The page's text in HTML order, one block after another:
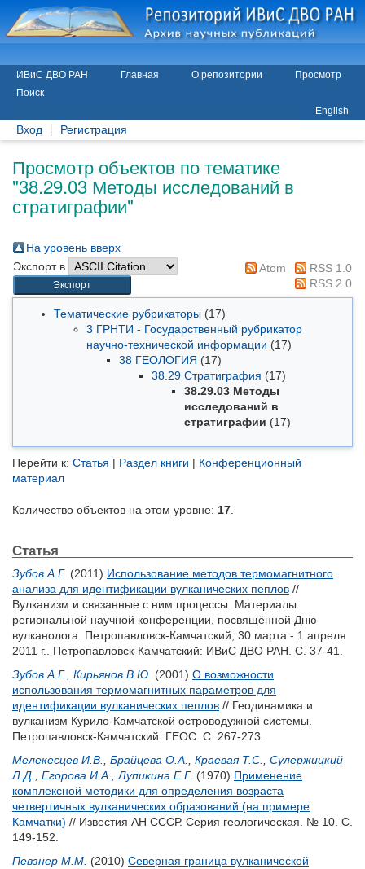
ИВиС ДВО РАН Главная О репозитории
Просмотр
Поиск
English
Вход Регистрация
Просмотр объектов по тематике
"38.29.03 Методы исследований в
стратиграфии"
На уровень вверх
Экспорт в
Atom
RSS 1.0
RSS 2.0
Тематические рубрикаторы (17)
3 ГРНТИ - Государственный рубрикатор
научно-технической информации (17)
38 ГЕОЛОГИЯ (17)
38.29 Стратиграфия (17)
38.29.03 Методы
исследований в
стратиграфии (17)
Перейти к: Статья | Раздел книги | Конференционный
материал
Количество объектов на этом уровне: 17
Статья
Зубов А.Г. (2011) Использование методов термомагнитного
анализа для идентификации вулканических пеплов //
Вулканизм и связанные с ним процессы. Материалы
региональной научной конференции, посвящённой Дню
вулканолога. Петропавловск-Камчатский, 30 марта - 1 апреля
2011 г.. Петропавловск-Камчатский: ИВиС ДВО РАН. С. 37-41.
Зубов А.Г.
Кирьянов В.Ю. (2001) О возможности
использования термомагнитных параметров для
идентификации вулканических пеплов // Геодинамика и
вулканизм Курило-Камчатской островодужной системы.
Петропавловск-Камчатский: ГЕОС. С. 267-273.
Мелекесцев И.В.
Брайцева О.А. Краевая Т.С.
Сулержицкий
Л.Д.
Егорова И.А. Лупикина Е.Г. (1970) Применение
комплексной методики для определения возраста
четвертичных вулканических образований (на примере
Камчатки) // Известия АН СССР. Серия геологическая. № 10. С.
149-152.
Певзнер М.М. (2010) Северная граница вулканической